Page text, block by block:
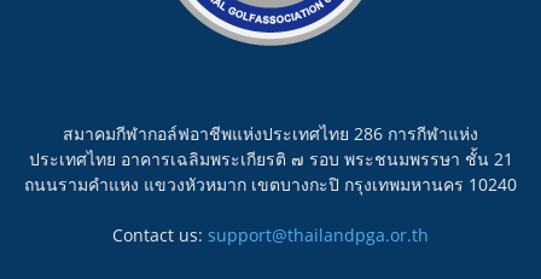
สมาคมกีฬากอล์ฟอาชีพแห่งประเทศไทย 286 การกีฬาแห่ง
ประเทศไทย อาคารเฉลิมพระเกียรติ ๗ รอบ พระชนมพรรษา ชั้น 21
ถนนรามคำแหง แขวงหัวหมาก เขตบางกะปิ กรุงเทพมหานคร 10240
Contact us: support@thailandpga.or.th